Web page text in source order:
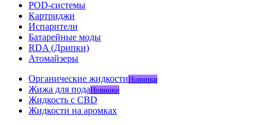
POD-системы
Картриджи
Испарители
Батарейные моды
RDA (Дрипки)
Атомайзеры
Органические жидкостиНовинки
Жижа для подаНовинки
Жидкость с CBD
Жидкости на аромках